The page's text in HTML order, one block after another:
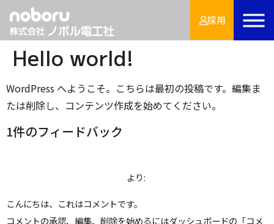
採用
Hello world!
WordPress へようこそ。こちらは最初の投稿です。編集ま
たは削除し、コンテンツ作成を始めてください。
1件のフィードバック
より:
こんにちは、これはコメントです。
コメントの承認、編集、削除を始めるにはダッシュボードの「コメ